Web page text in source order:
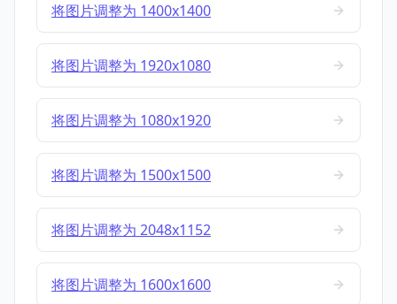
将图片调整为 1400x1400
将图片调整为 1920x1080
将图片调整为 1080x1920
将图片调整为 1500x1500
将图片调整为 2048x1152
将图片调整为 1600x1600